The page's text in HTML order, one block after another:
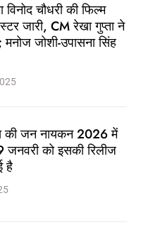
विनोद चौधरी की फिल्म
जारी, CM रेखा गुप्ता ने
मनोज जोशी-उपासना सिंह
की जन नायकन 2026 में
जनवरी को इसकी रिलीज
है